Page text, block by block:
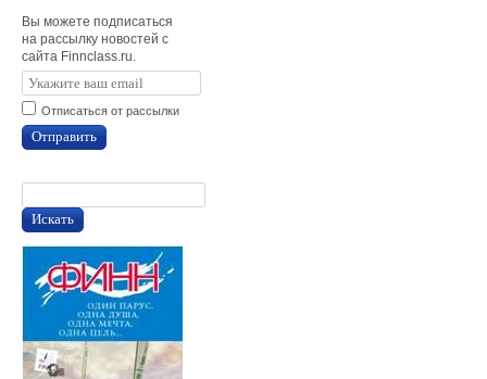
Вы можете подписаться
на рассылку новостей с
сайта Finnclass.ru.
Отписаться от рассылки
Отправить
Искать